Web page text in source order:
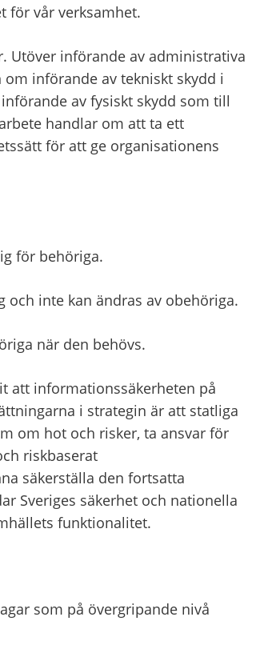
för vår verksamhet.
Utöver införande av administrativa
införande av tekniskt skydd i
av fysiskt skydd som till
handlar om att ta ett
för att ge organisationens
för behöriga.
inte kan ändras av obehöriga.
när den behövs.
att informationssäkerheten på
i strategin är att statliga
om hot och risker, ta ansvar för
riskbaserat
säkerställa den fortsatta
Sveriges säkerhet och nationella
funktionalitet.
som på övergripande nivå